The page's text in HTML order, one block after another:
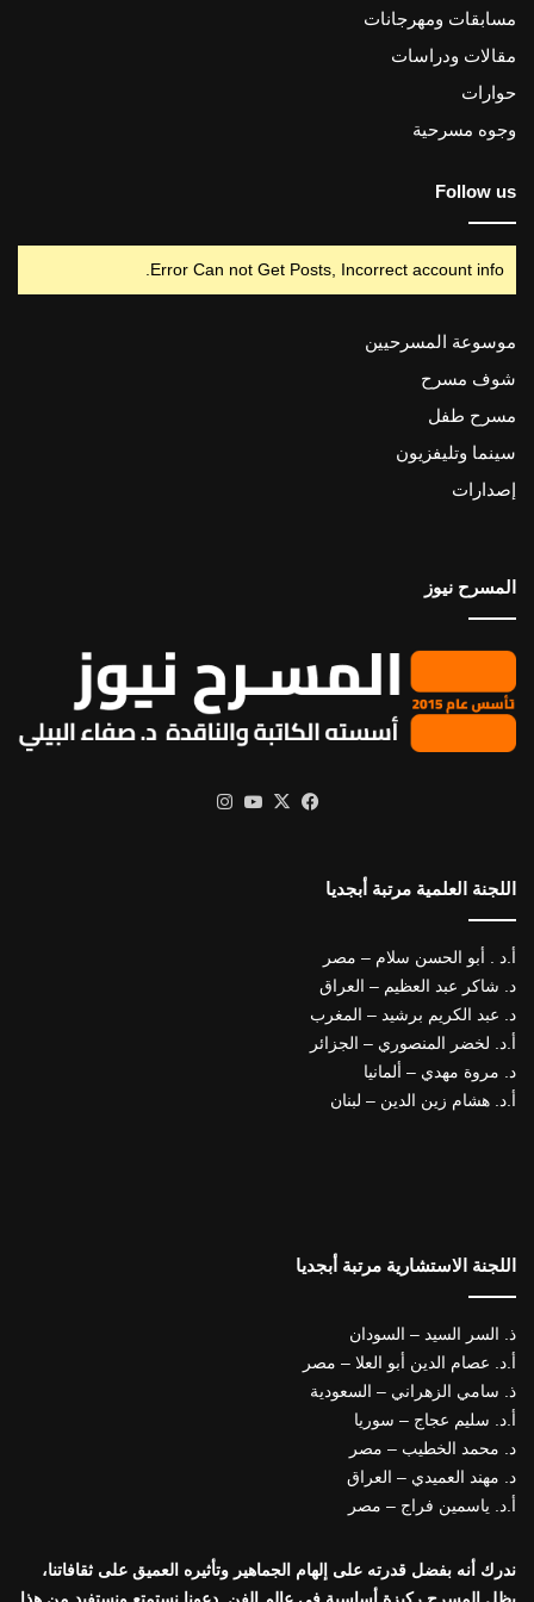
مسابقات ومهرجانات
مقالات ودراسات
حوارات
وجوه مسرحية
Follow us
Error Can not Get Posts, Incorrect account info.
موسوعة المسرحيين
شوف مسرح
مسرح طفل
سينما وتليفزيون
إصدارات
المسرح نيوز
فيسبوك
X يوتيوب
اللجنة العلمية مرتبة أبجديا
أ.د . أبو الحسن سلام – مصر
د. شاكر عبد العظيم – العراق
د. عبد الكريم برشيد – المغرب
أ.د. لخضر المنصوري – الجزائر
د. مروة مهدي – ألمانيا
أ.د. هشام زين الدين – لبنان
اللجنة الاستشارية مرتبة أبجديا
ذ. السر السيد – السودان
أ.د. عصام الدين أبو العلا – مصر
ذ. سامي الزهراني – السعودية
أ.د. سليم عجاج – سوريا
د. محمد الخطيب – مصر
د. مهند العميدي – العراق
أ.د. ياسمين فراج – مصر
ندرك أنه بفضل قدرته على إلهام الجماهير وتأثيره العميق على ثقافاتنا،
يظل المسرح ركيزة أساسية في عالم الفن. دعونا نستمتع ونستفيد من هذا